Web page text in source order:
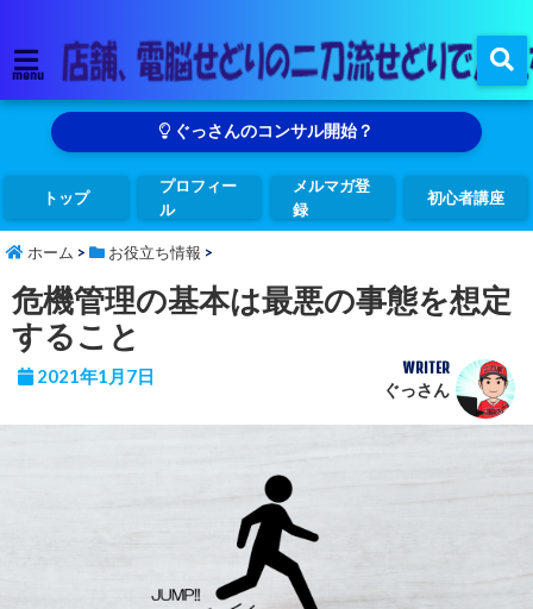
menu
ぐっさんのコンサル開始？
トップ
プロフィー
ル
メルマガ登
録
初心者講座
ホーム > お役立ち情報 >
危機管理の基本は最悪の事態を想定
すること
2021年1月7日 WRITER
ぐっさん